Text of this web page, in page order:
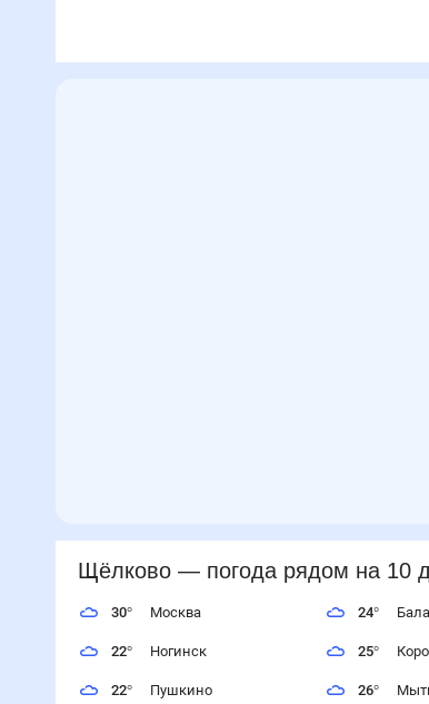
Щёлково — погода рядомна 10
30° Москва
22° Ногинск
22° Пушкино
24°
25°
26°